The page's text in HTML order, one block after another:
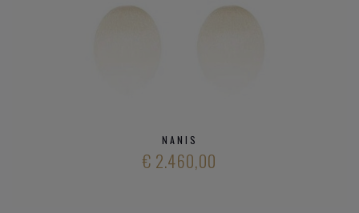
NANIS
€ 2.460,00